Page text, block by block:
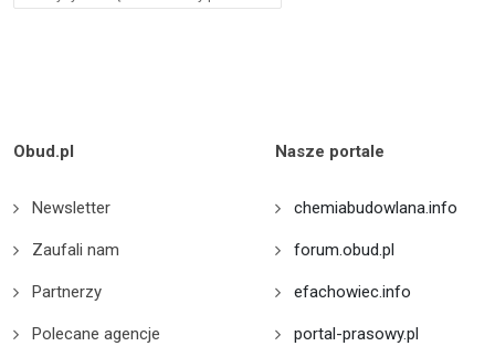
Obud.pl
Newsletter
Zaufali nam
Partnerzy
Polecane agencje
Nasze portale
chemiabudowlana.info
forum.obud.pl
efachowiec.info
portal-prasowy.pl